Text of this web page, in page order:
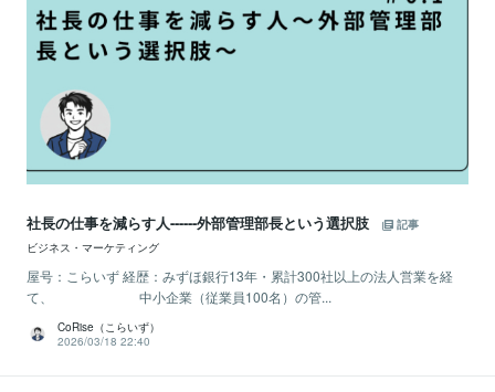
社長の仕事を減らす人------外部管理部長という選択肢
記事
ビジネス・マーケティング
屋号：こらいず 経歴：みずほ銀行13年・累計300社以上の法人営業を経
て、 中小企業（従業員100名）の管...
CoRise（こらいず）
2026/03/18 22:40